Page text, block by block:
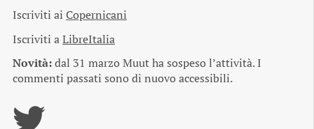
Iscriviti ai Copernicani
Iscriviti aLibreItalia
Novità:dal 31 marzo Muut ha sospeso l’attività. I
commenti passati sono di nuovo accessibili.